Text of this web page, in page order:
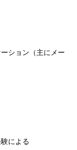
ション（主にメー
による